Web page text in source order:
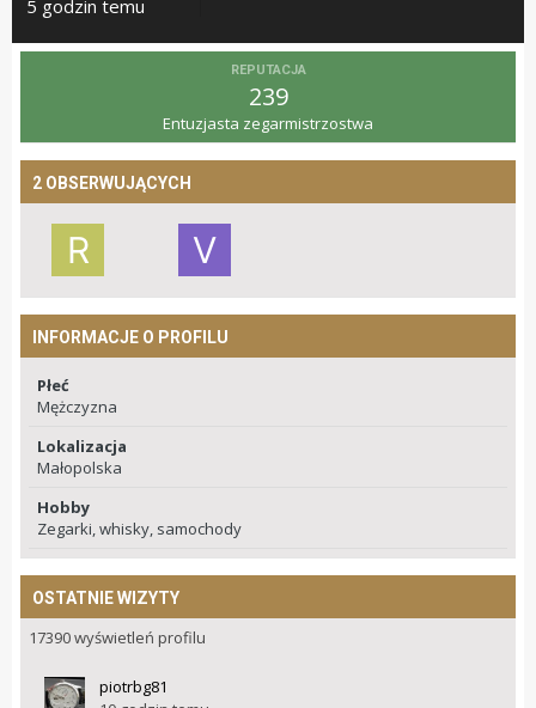
5 godzin temu
REPUTACJA
239
Entuzjasta zegarmistrzostwa
2 OBSERWUJĄCYCH
INFORMACJE O PROFILU
Płeć
Mężczyzna
Lokalizacja
Małopolska
Hobby
Zegarki, whisky, samochody
OSTATNIE WIZYTY
17390 wyświetleń profilu
piotrbg81